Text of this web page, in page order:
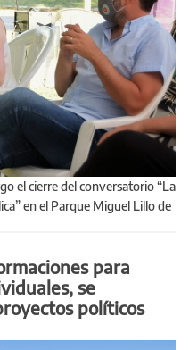
en el Parque Miguel Lillo de
para
se
políticos